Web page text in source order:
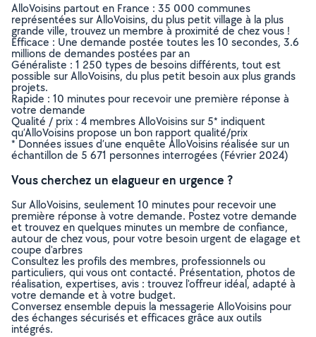
AlloVoisins partout en France : 35 000 communes
représentées sur AlloVoisins, du plus petit village à la plus
grande ville, trouvez un membre à proximité de chez vous !
Efficace : Une demande postée toutes les 10 secondes, 3.6
millions de demandes postées par an
Généraliste : 1 250 types de besoins différents, tout est
possible sur AlloVoisins, du plus petit besoin aux plus grands
projets.
Rapide : 10 minutes pour recevoir une première réponse à
votre demande
Qualité / prix : 4 membres AlloVoisins sur 5* indiquent
qu’AlloVoisins propose un bon rapport qualité/prix
* Données issues d’une enquête AlloVoisins réalisée sur un
échantillon de 5 671 personnes interrogées (Février 2024)
Vous cherchez un elagueur en urgence ?
Sur AlloVoisins, seulement 10 minutes pour recevoir une
première réponse à votre demande. Postez votre demande
et trouvez en quelques minutes un membre de confiance,
autour de chez vous, pour votre besoin urgent de elagage et
coupe d'arbres
Consultez les profils des membres, professionnels ou
particuliers, qui vous ont contacté. Présentation, photos de
réalisation, expertises, avis : trouvez l'offreur idéal, adapté à
votre demande et à votre budget.
Conversez ensemble depuis la messagerie AlloVoisins pour
des échanges sécurisés et efficaces grâce aux outils
intégrés.